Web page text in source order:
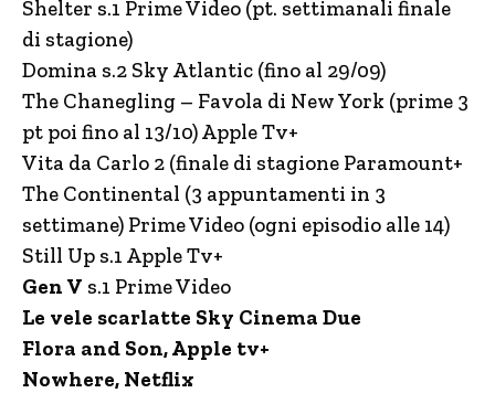
Shelter s.1 Prime Video (pt. settimanali finale
di stagione)
Domina s.2 Sky Atlantic (fino al 29/09)
The Chanegling – Favola di New York (prime 3
pt poi fino al 13/10) Apple Tv+
Vita da Carlo 2 (finale di stagione Paramount+
The Continental (3 appuntamenti in 3
settimane) Prime Video (ogni episodio alle 14)
Still Up s.1 Apple Tv+
Gen V s.1 Prime Video
Le vele scarlatte Sky Cinema Due
Flora and Son, Apple tv+
Nowhere, Netflix